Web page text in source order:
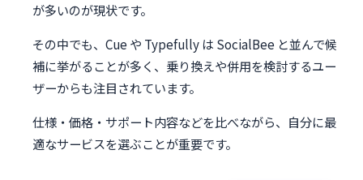
が多いのが現状です。
その中でも、Cue や Typefully は SocialBee と並んで候
補に挙がることが多く、乗り換えや併用を検討するユー
ザーからも注目されています。
仕様・価格・サポート内容などを比べながら、自分に最
適なサービスを選ぶことが重要です。